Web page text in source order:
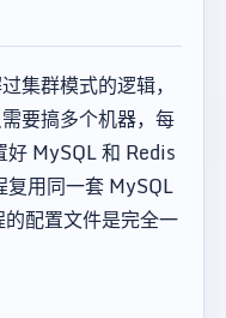
集群模式的逻辑，
要搞多个机器，每
MySQL 和 Redis
用同一套 MySQL
配置文件是完全一